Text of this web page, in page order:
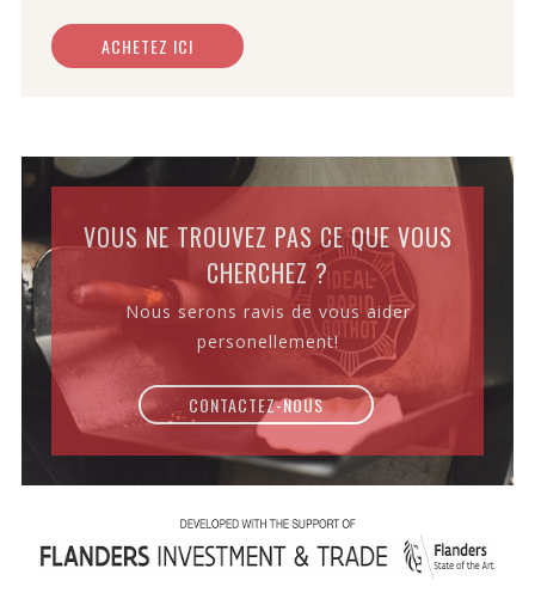
ACHETEZ ICI
VOUS NE TROUVEZ PAS CE QUE VOUS
CHERCHEZ ?
Nous serons ravis de vous aider
personellement!
CONTACTEZ-NOUS